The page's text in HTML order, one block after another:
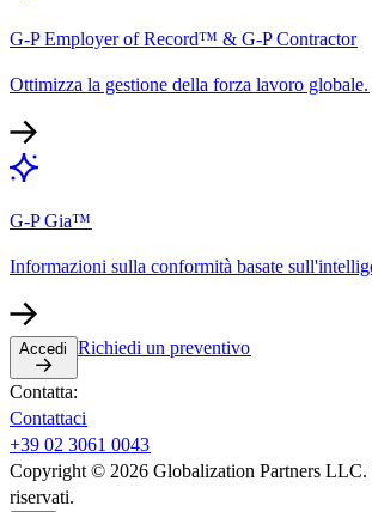
G-P Employer of Record™ & G-P Contractor​​
Ottimizza la gestione della forza lavoro globale.​​
G-P Gia™​​
Informazioni sulla conformità basate
Accedi​​ Richiedi un preventivo​​
Contatta:​​
Contattaci​​
+39 02 3061 0043​​
Copyright © 2026 Globalization Partners
riservati.​​